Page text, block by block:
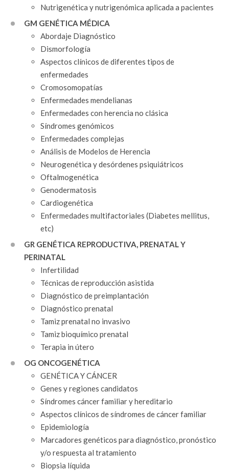
Nutrigenética y nutrigenómica aplicada a pacientes
GM GENÉTICA MÉDICA
Abordaje Diagnóstico
Dismorfología
Aspectos clínicos de diferentes tipos de
enfermedades
Cromosomopatías
Enfermedades mendelianas
Enfermedades con herencia no clásica
Síndromes genómicos
Enfermedades complejas
Análisis de Modelos de Herencia
Neurogenética y desórdenes psiquiátricos
Oftalmogenética
Genodermatosis
Cardiogenética
Enfermedades multifactoriales (Diabetes mellitus,
etc)
GR GENÉTICA REPRODUCTIVA, PRENATAL Y
PERINATAL
Infertilidad
Técnicas de reproducción asistida
Diagnóstico de preimplantación
Diagnóstico prenatal
Tamiz prenatal no invasivo
Tamiz bioquímico prenatal
Terapia in útero
OG ONCOGENÉTICA
GENÉTICA Y CÁNCER
Genes y regiones candidatos
Síndromes cáncer familiar y hereditario
Aspectos clínicos de síndromes de cáncer familiar
Epidemiología
Marcadores genéticos para diagnóstico, pronóstico
y/o respuesta al tratamiento
Biopsia líquida